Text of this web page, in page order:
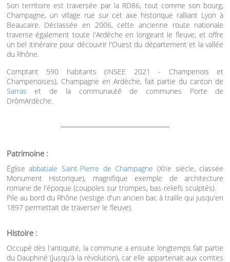
Son territoire est traversée par la RD86, tout comme son bourg,
Champagne, un village rue sur cet axe historique ralliant Lyon à
Beaucaire. Déclassée en 2006, cette ancienne route nationale
traverse également toute l'Ardèche en longeant le fleuve, et offre
un bel itinéraire pour découvrir l'Ouest du département et la vallée
du Rhône.
Comptant 590 habitants (INSEE 2021 - Champenois et
Champenoises), Champagne en Ardèche, fait partie du canton de
Sarras et de la communauté de communes Porte de
DrômArdèche.
Patrimoine :
Égliseabbatiale Saint-Pierre de Champagne (XIIe siècle, classée
Monument Historique), magnifique exemple de architecture
romane de l'époque (coupoles sur trompes, bas-reliefs sculptés).
Pile au bord du Rhône (vestige d'un ancien bac à traille qui jusqu'en
1897 permettait de traverser le fleuve).
Histoire :
Occupé dès l'antiquité, la commune a ensuite longtemps fait partie
du Dauphiné (jusqu'à la révolution), car elle appartenait aux comtes